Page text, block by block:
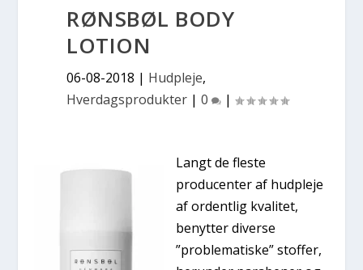
RØNSBØL BODY
LOTION
06-08-2018 | Hudpleje,
Hverdagsprodukter |0 |
Langt de fleste
producenter af hudpleje
af ordentlig kvalitet,
benytter diverse
”problematiske” stoffer,